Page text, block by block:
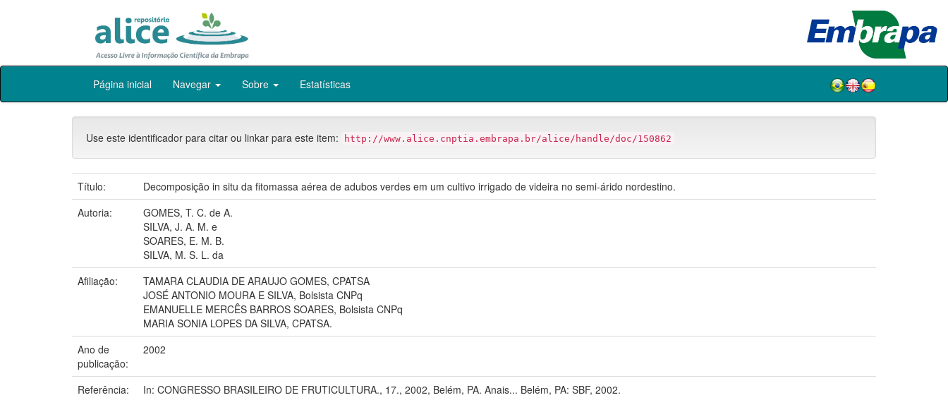
Skip
Página inicial Navegar Sobre Estatísticas
Use este identificador para citar ou linkar para este item: http://www.alice.cnptia.embrapa.br/alice/handle/doc/150862
Título:
Decomposição in situ da fitomassa aérea de adubos verdes em um cultivo irrigado de videira no semi-árido nordestino.
Autoria:
GOMES, T. C. de A.
SILVA, J. A. M. e
SOARES, E. M. B.
SILVA, M. S. L. da
Afiliação:
TAMARA CLAUDIA DE ARAUJO GOMES, CPATSA
JOSÉ ANTONIO MOURA E SILVA, Bolsista CNPq
EMANUELLE MERCÊS BARROS SOARES, Bolsista CNPq
MARIA SONIA LOPES DA SILVA, CPATSA.
Ano de
publicação:
2002
Referência:
In: CONGRESSO BRASILEIRO DE FRUTICULTURA., 17., 2002, Belém, PA. Anais... Belém, PA: SBF, 2002.